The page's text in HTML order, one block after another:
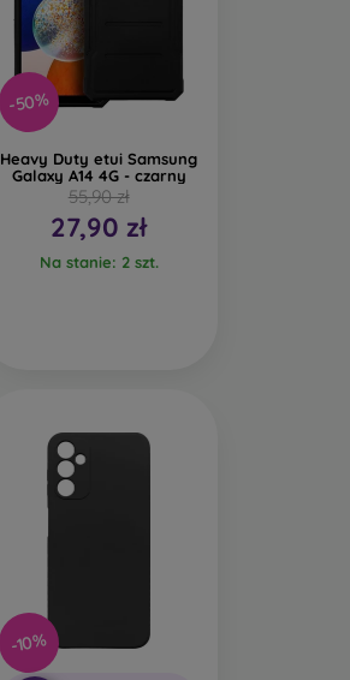
-50%
Heavy Duty etui Samsung
Galaxy A14 4G - czarny
55,90 zł
27,90 zł
Na stanie: 2 szt.
-10%